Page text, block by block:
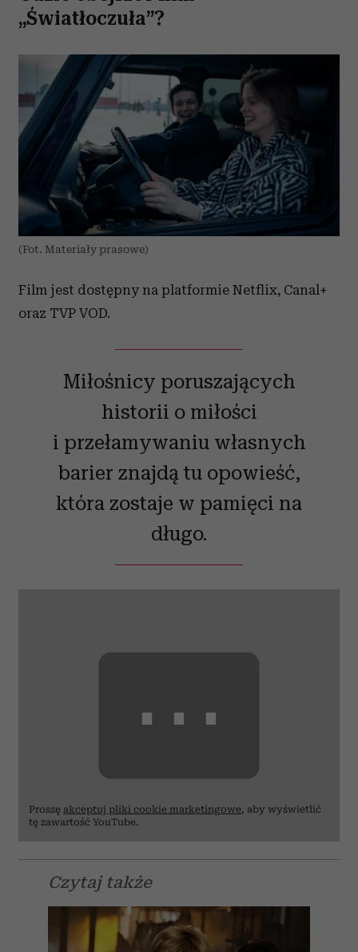
„Światłoczuła”?
(Fot. Materiały prasowe)
Film jest dostępny na platformie Netflix, Canal+
oraz TVP VOD.
Miłośnicy poruszających
historii o miłości
i przełamywaniu własnych
barier znajdą tu opowieść,
która zostaje w pamięci na
długo.
⋯
Proszę akceptuj pliki cookie marketingowe, aby wyświetlić
tę zawartość YouTube.
Czytaj także